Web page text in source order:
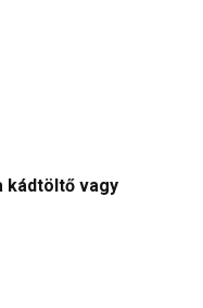
kádtöltő vagy